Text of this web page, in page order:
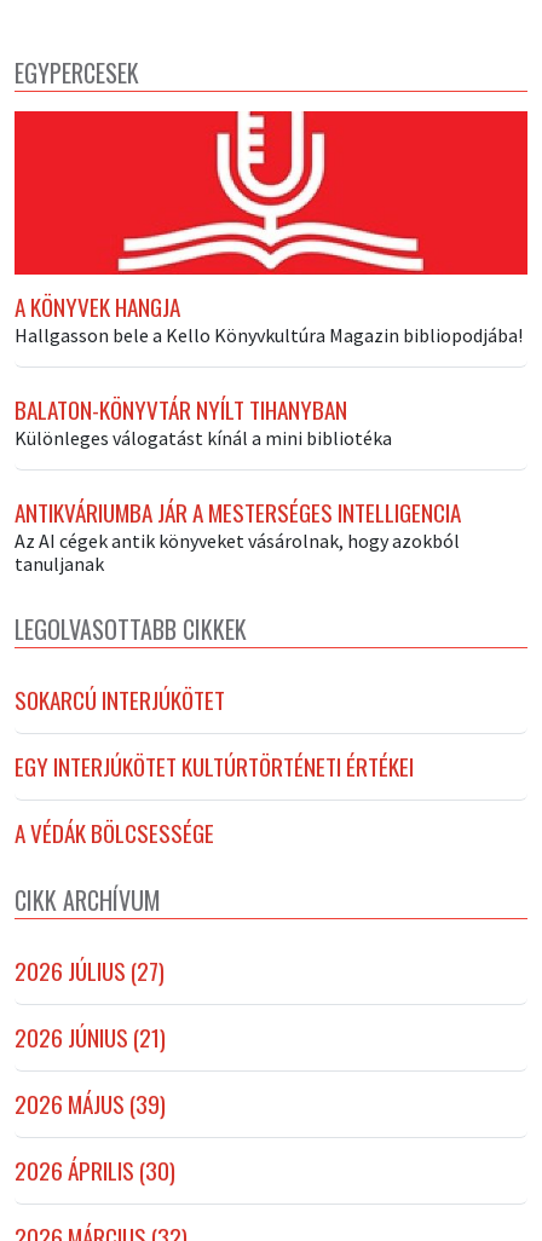
EGYPERCESEK
A KÖNYVEK HANGJA
Hallgasson bele a Kello Könyvkultúra Magazin bibliopodjába!
BALATON-KÖNYVTÁR NYÍLT TIHANYBAN
Különleges válogatást kínál a mini bibliotéka
ANTIKVÁRIUMBA JÁR A MESTERSÉGES INTELLIGENCIA
Az AI cégek antik könyveket vásárolnak, hogy azokból
tanuljanak
LEGOLVASOTTABB CIKKEK
SOKARCÚ INTERJÚKÖTET
EGY INTERJÚKÖTET KULTÚRTÖRTÉNETI ÉRTÉKEI
A VÉDÁK BÖLCSESSÉGE
CIKK ARCHÍVUM
2026 JÚLIUS (27)
2026 JÚNIUS (21)
2026 MÁJUS (39)
2026 ÁPRILIS (30)